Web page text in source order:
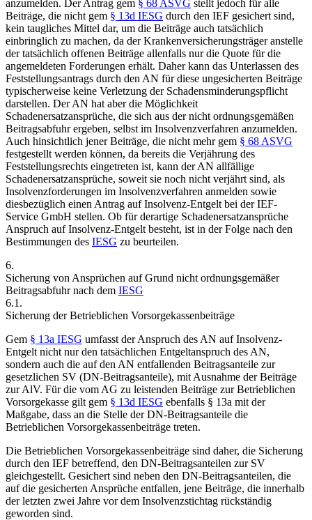
anzumelden. Der Antrag gem § 68 ASVG stellt jedoch für alle
Beiträge, die nicht gem § 13d IESG durch den IEF gesichert sind,
kein taugliches Mittel dar, um die Beiträge auch tatsächlich
einbringlich zu machen, da der Krankenversicherungsträger anstelle
der tatsächlich offenen Beiträge allenfalls nur die Quote für die
angemeldeten Forderungen erhält. Daher kann das Unterlassen des
Feststellungsantrags durch den AN für diese ungesicherten Beiträge
typischerweise keine Verletzung der Schadensminderungspflicht
darstellen. Der AN hat aber die Möglichkeit
Schadenersatzansprüche, die sich aus der nicht ordnungsgemäßen
Beitragsabfuhr ergeben, selbst im Insolvenzverfahren anzumelden.
Auch hinsichtlich jener Beiträge, die nicht mehr gem § 68 ASVG
festgestellt werden können, da bereits die Verjährung des
Feststellungsrechts eingetreten ist, kann der AN allfällige
Schadenersatzansprüche, soweit sie noch nicht verjährt sind, als
Insolvenzforderungen im Insolvenzverfahren anmelden sowie
diesbezüglich einen Antrag auf Insolvenz-Entgelt bei der IEF-
Service GmbH stellen. Ob für derartige Schadenersatzansprüche
Anspruch auf Insolvenz-Entgelt besteht, ist in der Folge nach den
Bestimmungen des IESG zu beurteilen.
6.
Sicherung von Ansprüchen auf Grund nicht ordnungsgemäßer
Beitragsabfuhr nach dem IESG
6.1.
Sicherung der Betrieblichen Vorsorgekassenbeiträge
Gem § 13a IESG umfasst der Anspruch des AN auf Insolvenz-
Entgelt nicht nur den tatsächlichen Entgeltanspruch des AN,
sondern auch die auf den AN entfallenden Beitragsanteile zur
gesetzlichen SV (DN-Beitragsanteile), mit Ausnahme der Beiträge
zur AlV. Für die vom AG zu leistenden Beiträge zur Betrieblichen
Vorsorgekasse gilt gem § 13d IESG ebenfalls § 13a mit der
Maßgabe, dass an die Stelle der DN-Beitragsanteile die
Betrieblichen Vorsorgekassenbeiträge treten.
Die Betrieblichen Vorsorgekassenbeiträge sind daher, die Sicherung
durch den IEF betreffend, den DN-Beitragsanteilen zur SV
gleichgestellt. Gesichert sind neben den DN-Beitragsanteilen, die
auf die gesicherten Ansprüche entfallen, jene Beiträge, die innerhalb
der letzten zwei Jahre vor dem Insolvenzstichtag rückständig
geworden sind.